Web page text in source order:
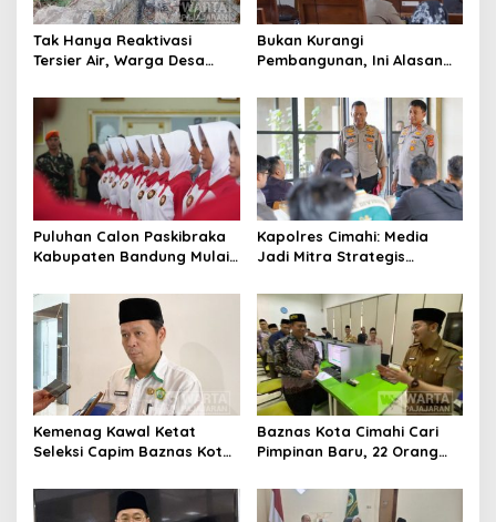
Tak Hanya Reaktivasi
Tersier Air, Warga Desa
Alternatif di Padalarang
Bukan Kurangi
Pembangunan, Ini Alasan
Pengurangan Belanja
Daerah
Puluhan Calon Paskibraka
Kabupaten Bandung Mulai
Kapolres Cimahi: Media
Jadi Mitra Strategis
Publik
Kemenag Kawal Ketat
Seleksi Capim Baznas Kota
Komisioner Baznas
Berintegritas
Baznas Kota Cimahi Cari
Pimpinan Baru, 22 Orang